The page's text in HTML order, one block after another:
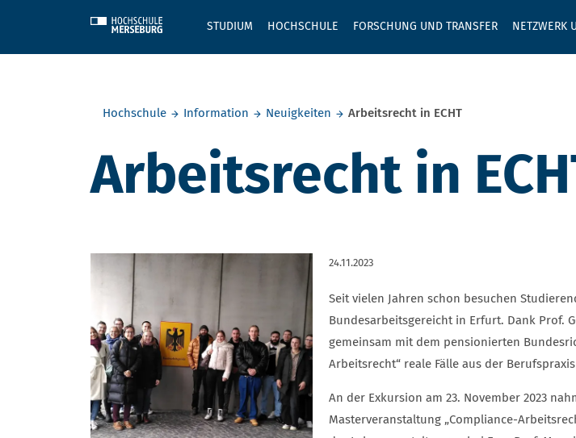
STUDIUM HOCHSCHULE FORSCHUNG UND TRANSFER NETZWERK
Hochschule
Information Neuigkeiten Arbeitsrecht in ECHT
Arbeitsrecht in
24.11.2023
Seit vielen Jahren schon besuchen
Bundesarbeitsgereicht in Erfurt. Dank Prof.
gemeinsam mit dem pensionierten
Arbeitsrecht“ reale Fälle aus der
An der Exkursion am 23. November 2023
Masterveranstaltung „Compliance-